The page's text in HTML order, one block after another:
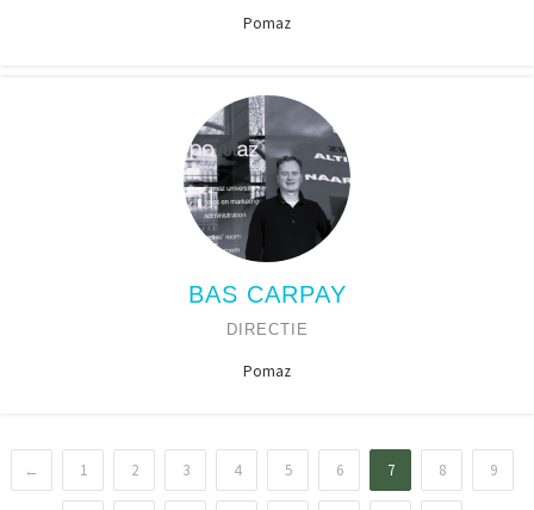
Pomaz
BAS CARPAY
DIRECTIE
Pomaz
← 1 2 3 4 5 6 7 8 9